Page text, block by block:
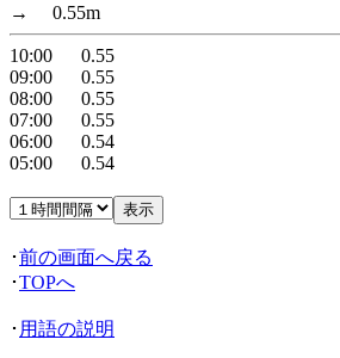
→ 0.55m
10:00 0.55
09:00 0.55
08:00 0.55
07:00 0.55
06:00 0.54
05:00 0.54
･前の画面へ戻る
･TOPへ
･ 用語の説明